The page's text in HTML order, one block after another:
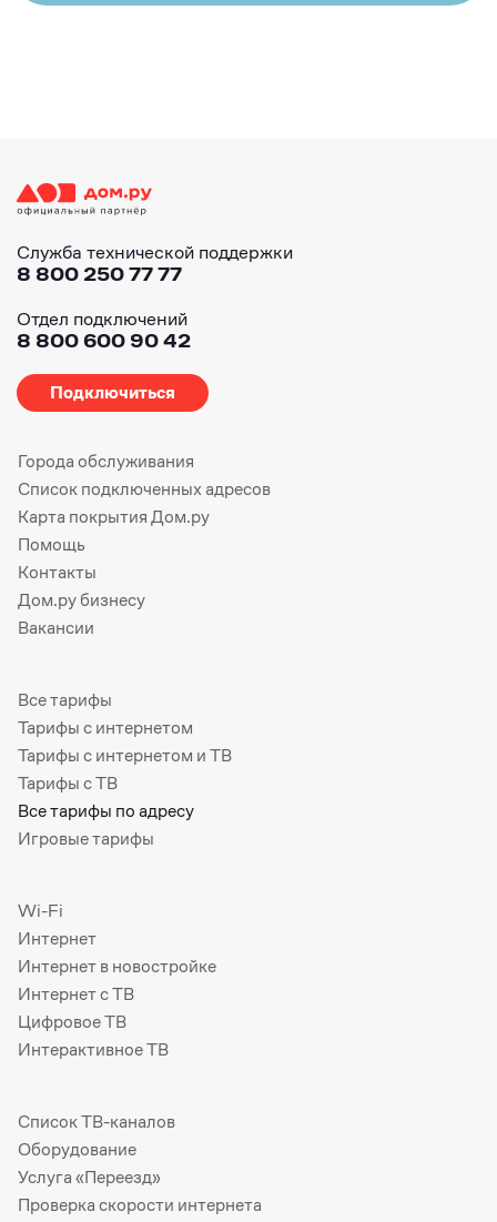
Служба технической поддержки
8 800 250 77 77
Отдел подключений
8 800 600 90 42
Подключиться
Города обслуживания
Список подключенных адресов
Карта покрытия Дом.ру
Помощь
Контакты
Дом.ру бизнесу
Вакансии
Все тарифы
Тарифы с интернетом
Тарифы с интернетом и ТВ
Тарифы с ТВ
Все тарифы по адресу
Игровые тарифы
Wi-Fi
Интернет
Интернет в новостройке
Интернет с ТВ
Цифровое ТВ
Интерактивное ТВ
Список ТВ-каналов
Оборудование
Услуга «Переезд»
Проверка скорости интернета